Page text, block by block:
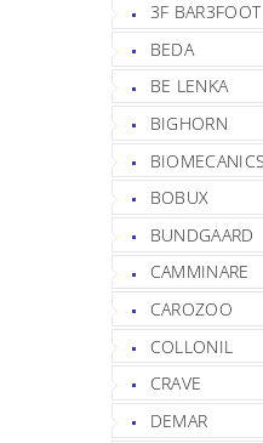
3F BAR3FOOT
BEDA
BE LENKA
BIGHORN
BIOMECANICS
BOBUX
BUNDGAARD
CAMMINARE
CAROZOO
COLLONIL
CRAVE
DEMAR